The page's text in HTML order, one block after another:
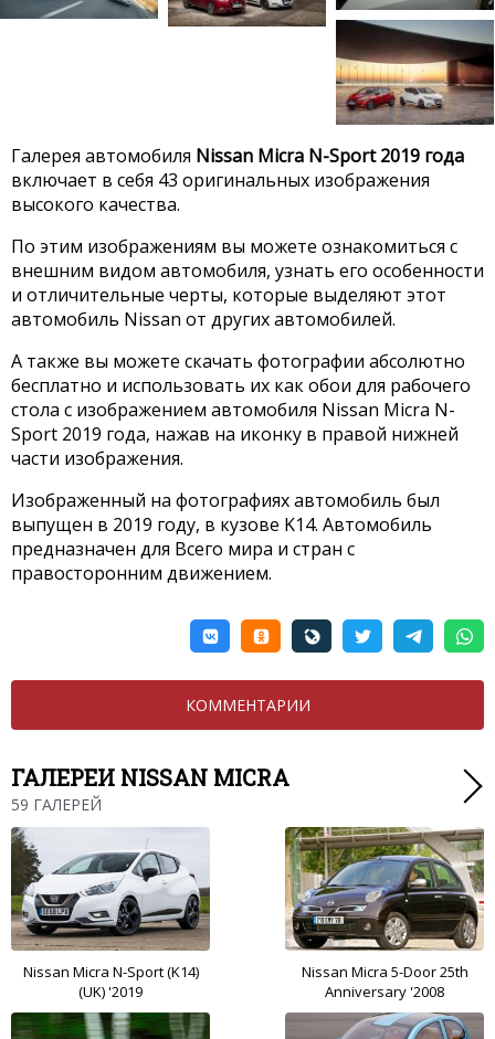
Галерея автомобиля Nissan Micra N-Sport 2019 года
включает в себя 43 оригинальных изображения
высокого качества.
По этим изображениям вы можете ознакомиться с
внешним видом автомобиля, узнать его особенности
и отличительные черты, которые выделяют этот
автомобиль Nissan от других автомобилей.
А также вы можете скачать фотографии абсолютно
бесплатно и использовать их как обои для рабочего
стола с изображением автомобиля Nissan Micra N-
Sport 2019 года, нажав на иконку в правой нижней
части изображения.
Изображенный на фотографиях автомобиль был
выпущен в 2019 году, в кузове K14. Автомобиль
предназначен для Всего мира и стран с
правосторонним движением.
КОММЕНТАРИИ
ГАЛЕРЕИ NISSAN MICRA
59 ГАЛЕРЕЙ
Nissan Micra N-Sport (K14)
(UK) '2019
Nissan Micra 5-Door 25th
Anniversary '2008